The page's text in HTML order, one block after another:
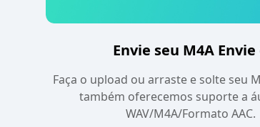
Envie seu M4A Envie
Faça o upload ou arraste e solte seu
também oferecemos suporte a
WAV/M4A/Formato AAC.